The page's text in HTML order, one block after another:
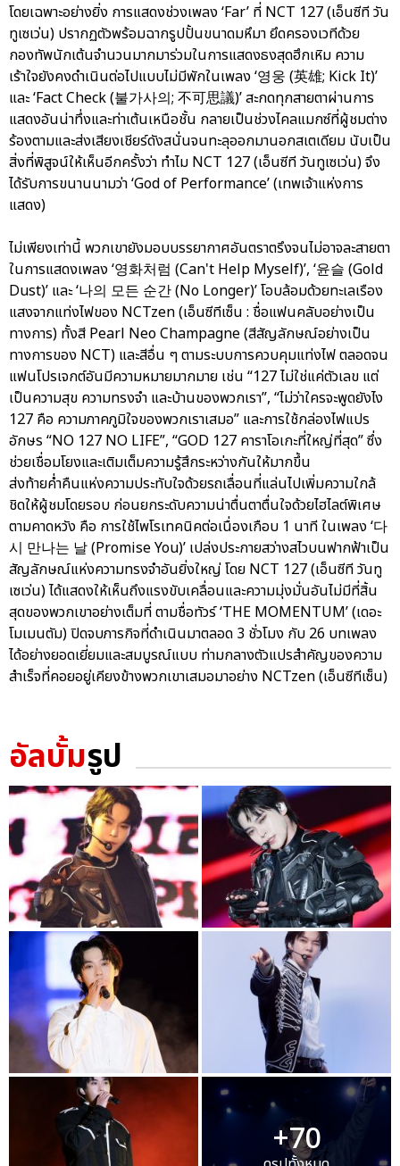
โดยเฉพาะอย่างยิ่ง การแสดงช่วงเพลง ‘Far’ ที่ NCT 127 (เอ็นซีที วัน
ทูเซเว่น) ปรากฏตัวพร้อมฉากรูปปั้นขนาดมหึมา ยึดครองเวทีด้วย
กองทัพนักเต้นจำนวนมากมาร่วมในการแสดงธงสุดฮึกเหิม ความ
เร้าใจยังคงดำเนินต่อไปแบบไม่มีพักในเพลง ‘영웅 (英雄; Kick It)’
และ ‘Fact Check (불가사의; 不可思議)’ สะกดทุกสายตาผ่านการ
แสดงอันน่าทึ่งและท่าเต้นเหนือชั้น กลายเป็นช่วงไคลแมกซ์ที่ผู้ชมต่าง
ร้องตามและส่งเสียงเชียร์ดังสนั่นจนทะลุออกมานอกสเตเดียม นับเป็น
สิ่งที่พิสูจน์ให้เห็นอีกครั้งว่า ทำไม NCT 127 (เอ็นซีที วันทูเซเว่น) จึง
ได้รับการขนานนามว่า ‘God of Performance’ (เทพเจ้าแห่งการ
แสดง)
ไม่เพียงเท่านี้ พวกเขายังมอบบรรยากาศอันตราตรึงจนไม่อาจละสายตา
ในการแสดงเพลง ‘영화처럼 (Can't Help Myself)’, ‘윤슬 (Gold
Dust)’ และ ‘나의 모든 순간 (No Longer)’ โอบล้อมด้วยทะเลเรือง
แสงจากแท่งไฟของ NCTzen (เอ็นซีทีเซ็น : ชื่อแฟนคลับอย่างเป็น
ทางการ) ทั้งสี Pearl Neo Champagne (สีสัญลักษณ์อย่างเป็น
ทางการของ NCT) และสีอื่น ๆ ตามระบบการควบคุมแท่งไฟ ตลอดจน
แฟนโปรเจกต์อันมีความหมายมากมาย เช่น “127 ไม่ใช่แค่ตัวเลข แต่
เป็นความสุข ความทรงจำ และบ้านของพวกเรา”, “ไม่ว่าใครจะพูดยังไง
127 คือ ความภาคภูมิใจของพวกเราเสมอ” และการใช้กล่องไฟแปร
อักษร “NO 127 NO LIFE”, “GOD 127 คาราโอเกะที่ใหญ่ที่สุด” ซึ่ง
ช่วยเชื่อมโยงและเติมเต็มความรู้สึกระหว่างกันให้มากขึ้น
ส่งท้ายค่ำคืนแห่งความประทับใจด้วยรถเลื่อนที่แล่นไปเพิ่มความใกล้
ชิดให้ผู้ชมโดยรอบ ก่อนยกระดับความน่าตื่นตาตื่นใจด้วยไฮไลต์พิเศษ
ตามคาดหวัง คือ การใช้ไพโรเทคนิคต่อเนื่องเกือบ 1 นาที ในเพลง ‘다
시 만나는 날 (Promise You)’ เปล่งประกายสว่างสไวบนฟากฟ้าเป็น
สัญลักษณ์แห่งความทรงจำอันยิ่งใหญ่ โดย NCT 127 (เอ็นซีที วันทู
เซเว่น) ได้แสดงให้เห็นถึงแรงขับเคลื่อนและความมุ่งมั่นอันไม่มีที่สิ้น
สุดของพวกเขาอย่างเต็มที่ ตามชื่อทัวร์ ‘THE MOMENTUM’ (เดอะ
โมเมนตัม) ปิดจบภารกิจที่ดำเนินมาตลอด 3 ชั่วโมง กับ 26 บทเพลง
ได้อย่างยอดเยี่ยมและสมบูรณ์แบบ ท่ามกลางตัวแปรสำคัญของความ
สำเร็จที่คอยอยู่เคียงข้างพวกเขาเสมอมาอย่าง NCTzen (เอ็นซีทีเซ็น)
อัลบั้มรูป
+70